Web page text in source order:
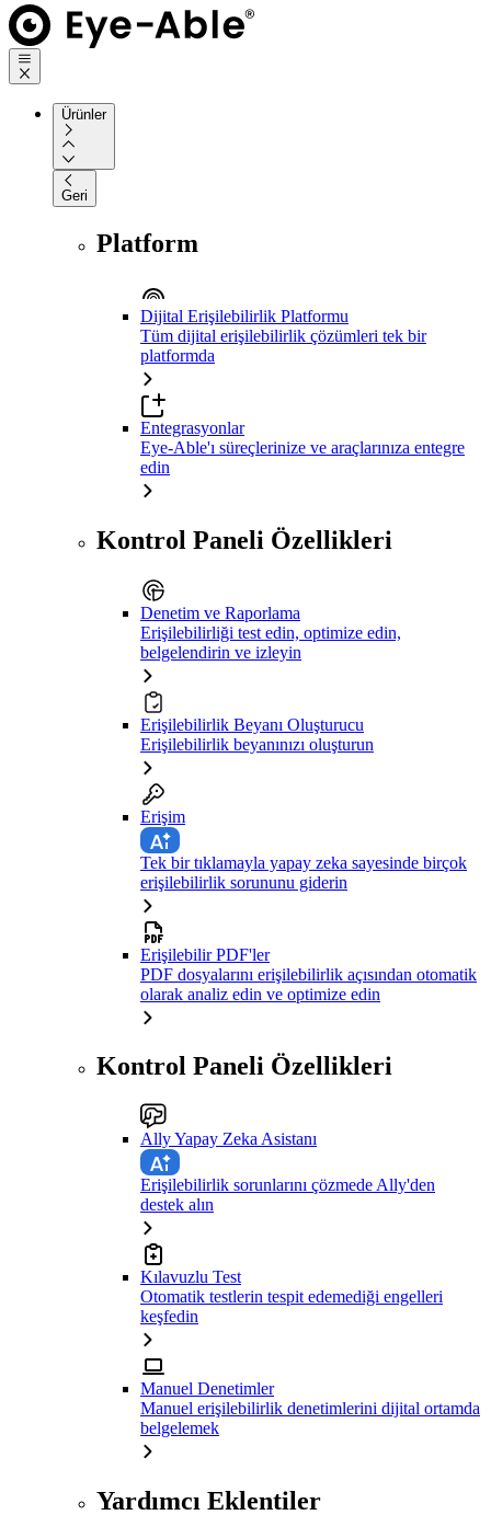
Ürünler
Geri
Platform
Dijital Erişilebilirlik Platformu
Tüm dijital erişilebilirlik çözümleri tek bir
platformda
Entegrasyonlar
Eye-Able'ı süreçlerinize ve araçlarınıza entegre
edin
Kontrol Paneli Özellikleri
Denetim ve Raporlama
Erişilebilirliği test edin, optimize edin,
belgelendirin ve izleyin
Erişilebilirlik Beyanı Oluşturucu
Erişilebilirlik beyanınızı oluşturun
Erişim
Tek bir tıklamayla yapay zeka sayesinde birçok
erişilebilirlik sorununu giderin
Erişilebilir PDF'ler
PDF dosyalarını erişilebilirlik açısından otomatik
olarak analiz edin ve optimize edin
Kontrol Paneli Özellikleri
Ally Yapay Zeka Asistanı
Erişilebilirlik sorunlarını çözmede Ally'den
destek alın
Kılavuzlu Test
Otomatik testlerin tespit edemediği engelleri
keşfedin
Manuel Denetimler
Manuel erişilebilirlik denetimlerini dijital ortamda
belgelemek
Yardımcı Eklentiler